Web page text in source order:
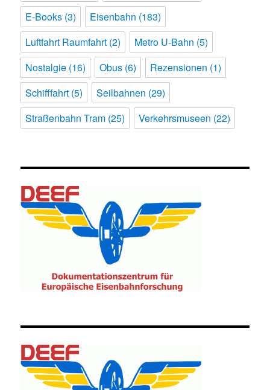
E-Books (3) Eisenbahn (183)
Luftfahrt Raumfahrt (2) Metro U-Bahn (5)
Nostalgie (16) Obus (6) Rezensionen (1)
Schifffahrt (5) Seilbahnen (29)
Straßenbahn Tram (25) Verkehrsmuseen (22)